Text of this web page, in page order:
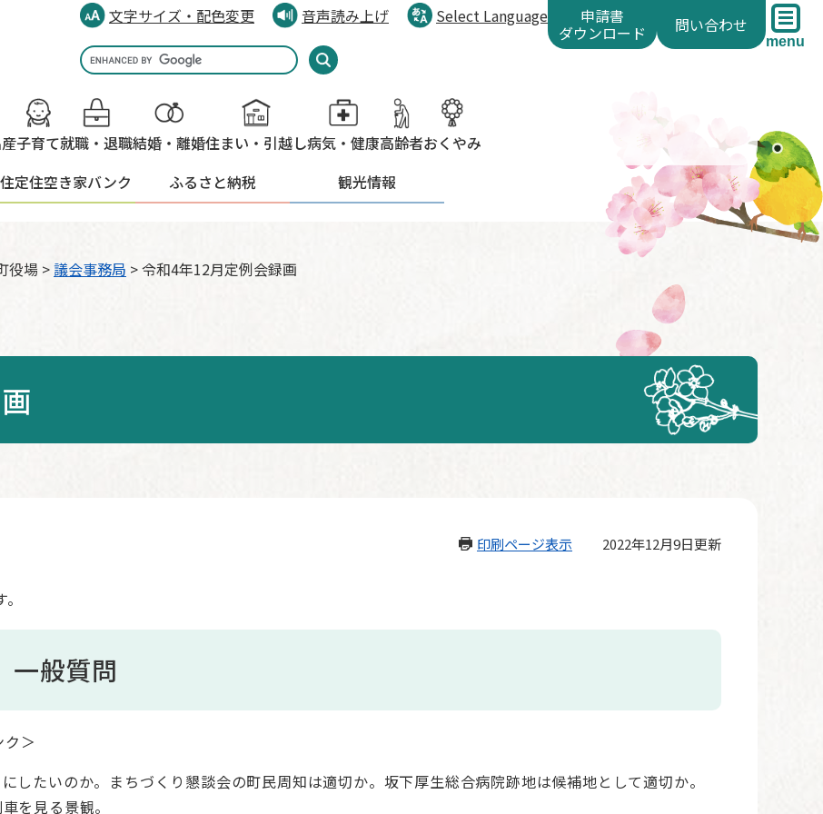
文字サイズ・配色変更 音声読み上げ
Select Language
Google
カ
ス
タ
ム
索
申請書
ダウンロード 問い合わせ
menu
子育て就職・退職結婚・離婚住まい・引越し病気・健康高齢者おくやみ
定住空き家バンク ふるさと納税 観光情報
役場 >議会事務局 >令和4年12月定例会録画
印刷ページ表示 2022年12月9日更新
般質問
ク＞
したいのか。まちづくり懇談会の町民周知は適切か。坂下厚生総合病院跡地は候補地として適切か。
を見る景観。